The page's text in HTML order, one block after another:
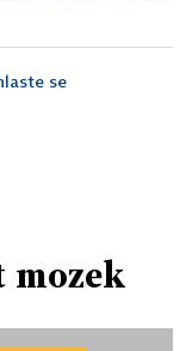
se
mozek